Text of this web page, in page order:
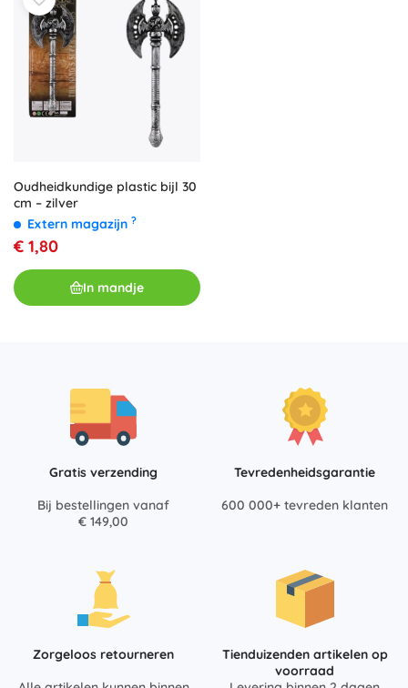
Oudheidkundige plastic bijl 30
cm – zilver
Extern magazijn ?
€ 1,80
In mandje
Gratis verzending
Bij bestellingen vanaf
€ 149,00
Tevredenheidsgarantie
600 000+ tevreden klanten
Zorgeloos retourneren
Tienduizenden artikelen op
voorraad